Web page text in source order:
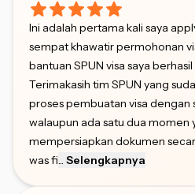
Ini adalah pertama kali saya
sempat khawatir permohonan
bantuan SPUN visa saya
Terimakasih tim SPUN yang
proses pembuatan visa dengan
walaupun ada satu dua momen
mempersiapkan dokumen
was fi
Selengkapnya